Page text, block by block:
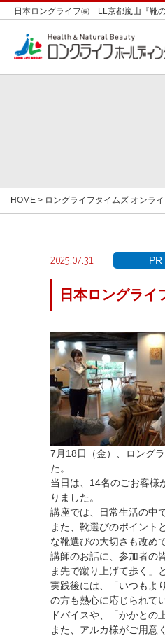
日本ロングライフ㈱ LL京都嵐山『靴
HOME > ロングライフタイムズ オンラ
2025.07.31 PR
日本ロングラ
7月18日（金）、ロング
た。
当日は、14名のごお客様
りました。
講座では、日常生活の中
また、靴選びのポイント
な靴選びの大切さも改め
講師のお話に、参加者の
ま先で蹴り上げて歩く」
実践後には、「いつもよ
の方も熱心に応じられて
ドバイスや、「かかとの
また、アルカ様がご用意